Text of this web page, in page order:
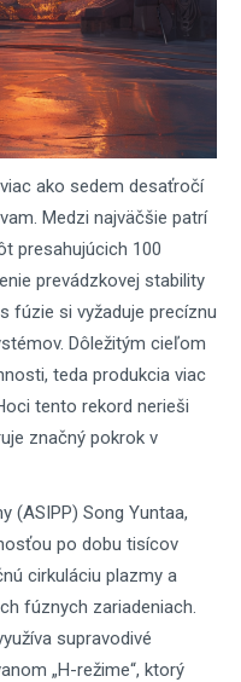
ako sedem desaťročí
Medzi najväčšie patrí
presahujúcich 100
prevádzkovej stability
fúzie si vyžaduje precíznu
Dôležitým cieľom
teda produkcia viac
tento rekord nerieši
značný pokrok v
(ASIPP) Song Yuntaa,
po dobu tisícov
cirkuláciu plazmy a
fúznych zariadeniach.
supravodivé
„H-režime“, ktorý